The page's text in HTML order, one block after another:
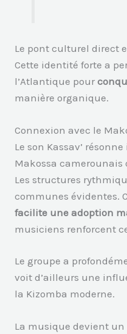
Le pont culturel direct
Cette identité forte a
l’Atlantique pour
manière organique.
Connexion avec le
Le son Kassav’
Makossa camerounais
Les structures
communes évidentes.
facilite une adoption
musiciens renforcent
Le groupe a
voit d’ailleurs une
la Kizomba moderne.
La musique devient